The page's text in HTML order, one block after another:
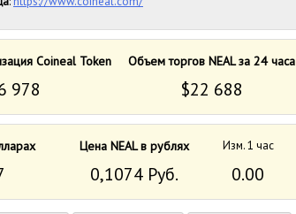
Coineal Token Объем торгов NEAL за 24 часа
978 $22 688
Цена NEAL в рублях Изм. 1 час
0,1074 Руб. 0.00